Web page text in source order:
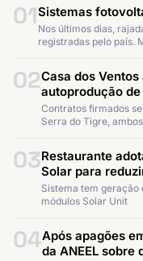
01Sistemas
Nos últimos dias,
registradas pelo país.
02Casa dos
autoprodução
Contratos firmados
Serra do Tigre,
03Restaurante
Solar para
Sistema tem geração
módulos Solar Unit
04Após apagões
da ANEEL sobre